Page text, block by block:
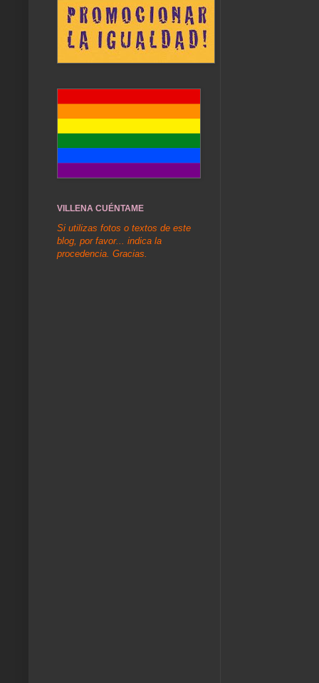
VILLENA CUÉNTAME
Si utilizas fotos o textos de este
blog, por favor... indica la
procedencia. Gracias.